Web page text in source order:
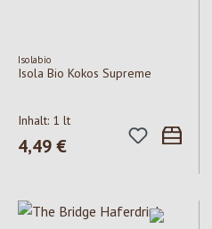
Isolabio
Isola Bio Kokos Supreme
Inhalt: 1 lt
Regulärer Preis:
4,49 €